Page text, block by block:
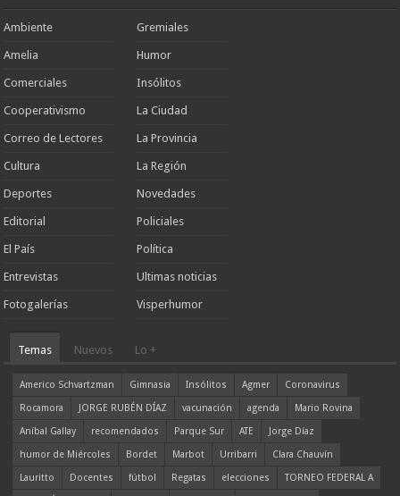
Ambiente
Amelia
Comerciales
Cooperativismo
Correo de Lectores
Cultura
Deportes
Editorial
El País
Entrevistas
Fotogalerías
Gremiales
Humor
Insólitos
La Ciudad
La Provincia
La Región
Novedades
Policiales
Política
Ultimas noticias
Visperhumor
Temas Nuevos Lo +
Americo Schvartzman Gimnasia Insólitos Agmer
Coronavirus
Rocamora
JORGE RUBÉN DÍAZ vacunación agenda
Mario Rovina
Aníbal Gallay
recomendados Parque Sur ATE
Jorge Díaz
humor de Miércoles
Bordet Marbot Urribarri
Clara Chauvín
Lauritto
Docentes fútbol Regatas elecciones
TORNEO FEDERAL A